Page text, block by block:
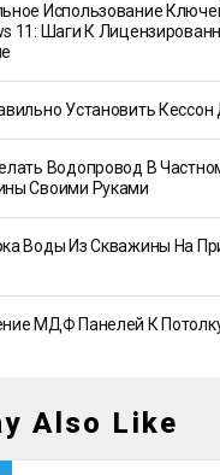
Использование
11: Шаги К
Установить
Водопровод В
Своими Руками
Воды Из Скважины На
МДФ Панелей К
Also Like